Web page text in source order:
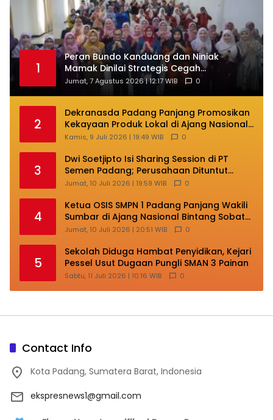
1
Peran Bundo Kanduang dan Niniak
Mamak Dinilai Strategis Cegah
Perkawinan Usia Anak
Jumat, 7 Agustus 2026 | 12:17 WIB 0
2
Dekranasda Padang Panjang Promosikan
Kekayaan Produk Lokal di Ajang Nasional
Makassar
Kamis, 9 Juli 2026 | 19:49 WIB 0
3
Dwi Soetjipto Isi Sharing Session di PT
Semen Padang; Perusahaan Dituntut
Lakukan Transformasi
Jumat, 10 Juli 2026 | 19:59 WIB 0
4
Ketua OSIS SMPN 1 Padang Panjang Wakili
Sumbar di Ajang Nasional Bintang Sobat
SMP
Jumat, 10 Juli 2026 | 20:51 WIB 0
5
Sekolah Diduga Hambat Penyidikan, Kejari
Pessel Usut Dugaan Pungli SMAN 3 Painan
Sabtu, 11 Juli 2026 | 10:16 WIB 0
Contact Info
Kota Padang, Sumatera Barat, Indonesia
ekspresnews1@gmail.com